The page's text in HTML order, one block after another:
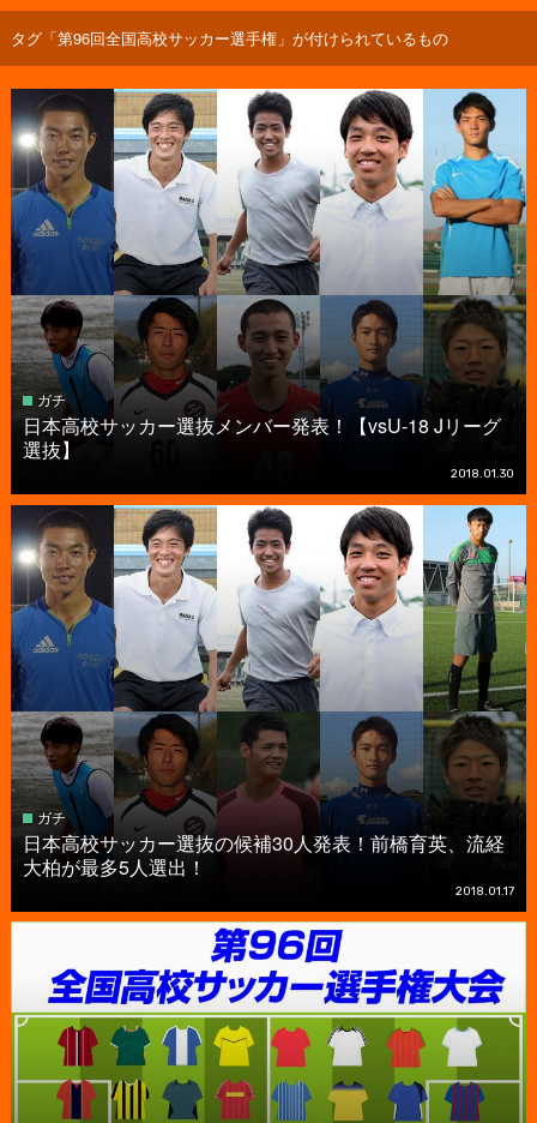
タグ「第96回全国高校サッカー選手権」が付けられているもの
ガチ
日本高校サッカー選抜メンバー発表！【vsU-18 Jリーグ
選抜】
2018.01.30
ガチ
日本高校サッカー選抜の候補30人発表！前橋育英、流経
大柏が最多5人選出！
2018.01.17